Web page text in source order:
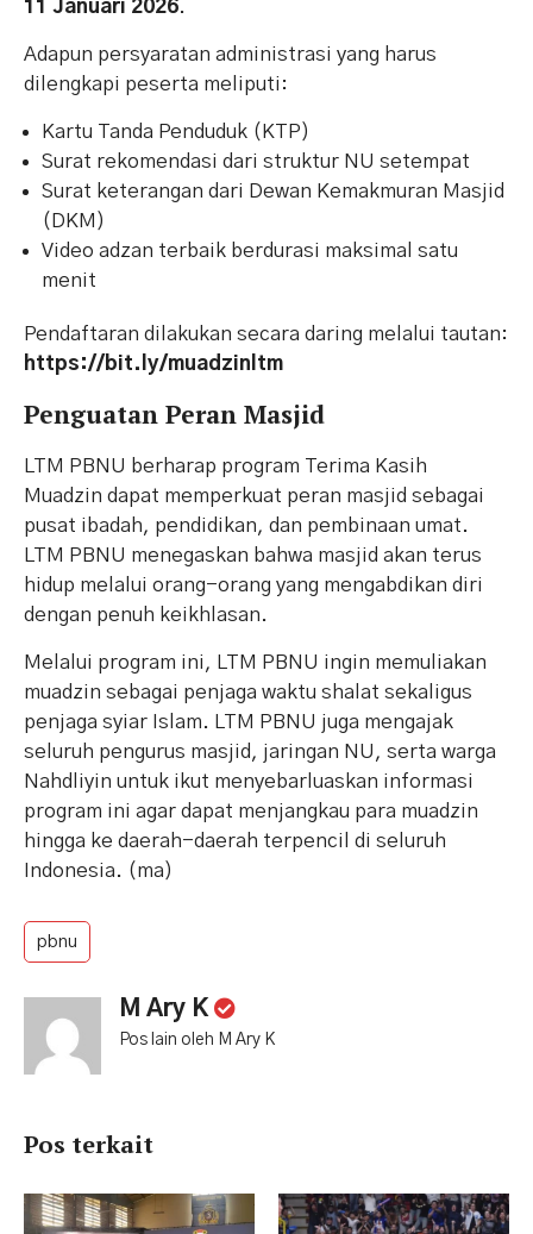
11 Januari 2026.
Adapun persyaratan administrasi yang harus
dilengkapi peserta meliputi:
Kartu Tanda Penduduk (KTP)
Surat rekomendasi dari struktur NU setempat
Surat keterangan dari Dewan Kemakmuran Masjid
(DKM)
Video adzan terbaik berdurasi maksimal satu
menit
Pendaftaran dilakukan secara daring melalui tautan:
https://bit.ly/muadzinltm
Penguatan Peran Masjid
LTM PBNU berharap program Terima Kasih
Muadzin dapat memperkuat peran masjid sebagai
pusat ibadah, pendidikan, dan pembinaan umat.
LTM PBNU menegaskan bahwa masjid akan terus
hidup melalui orang-orang yang mengabdikan diri
dengan penuh keikhlasan.
Melalui program ini, LTM PBNU ingin memuliakan
muadzin sebagai penjaga waktu shalat sekaligus
penjaga syiar Islam. LTM PBNU juga mengajak
seluruh pengurus masjid, jaringan NU, serta warga
Nahdliyin untuk ikut menyebarluaskan informasi
program ini agar dapat menjangkau para muadzin
hingga ke daerah-daerah terpencil di seluruh
Indonesia. (ma)
pbnu
M Ary K
Pos lain oleh M Ary K
Pos terkait